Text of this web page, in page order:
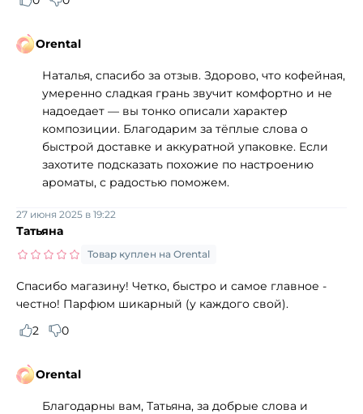
Orental
Наталья, спасибо за отзыв. Здорово, что кофейная,
умеренно сладкая грань звучит комфортно и не
надоедает — вы тонко описали характер
композиции. Благодарим за тёплые слова о
быстрой доставке и аккуратной упаковке. Если
захотите подсказать похожие по настроению
ароматы, с радостью поможем.
Татьяна
27 июня 2025 в 19:22
Товар куплен на Orental
Спасибо магазину! Четко, быстро и самое главное -
честно! Парфюм шикарный (у каждого свой).
2
0
Orental
Благодарны вам, Татьяна, за добрые слова и